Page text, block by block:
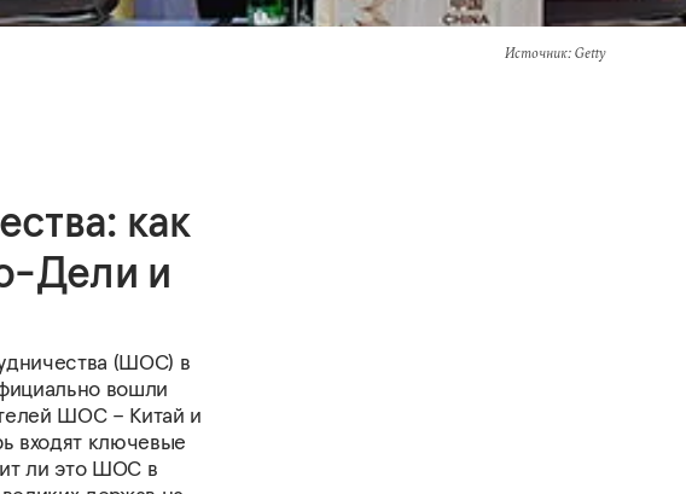
Источник: Getty
как
Дели и
(ШОС) в
вошли
ШОС – Китай и
входят ключевые
ли это ШОС в